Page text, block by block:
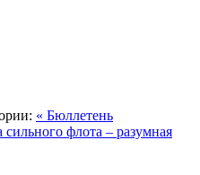
« Бюллетень
сильного флота – разумная